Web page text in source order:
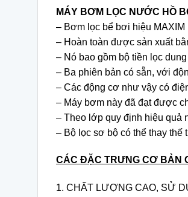
MÁY BƠM LỌC NƯỚC HỒ
– Bơm lọc bể bơi hiệu
– Hoàn toàn được sản xuất
– Nó bao gồm bộ tiền lọc
– Ba phiên bản có sẵn, với
– Các động cơ như vậy có
– Máy bơm này đã đạt được
– Theo lớp quy định hiệu quả
– Bộ lọc sơ bộ có thể thay thế
CÁC ĐẶC TRƯNG CƠ BẢN
1. CHẤT LƯỢNG CAO, SỬ